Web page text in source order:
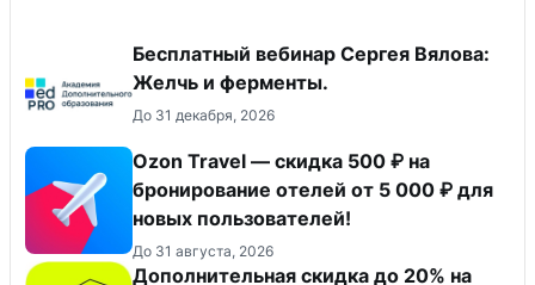
Бесплатный вебинар Сергея Вялова:
Желчь и ферменты.
До 31 декабря, 2026
Ozon Travel — скидка 500 ₽ на
бронирование отелей от 5 000 ₽ для
новых пользователей!
До 31 августа, 2026
Дополнительная скидка до 20% на